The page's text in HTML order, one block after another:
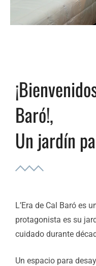
Baró!,
Un jardín
L’Era de Cal Baró es
protagonista es su
cuidado durante
Un espacio para